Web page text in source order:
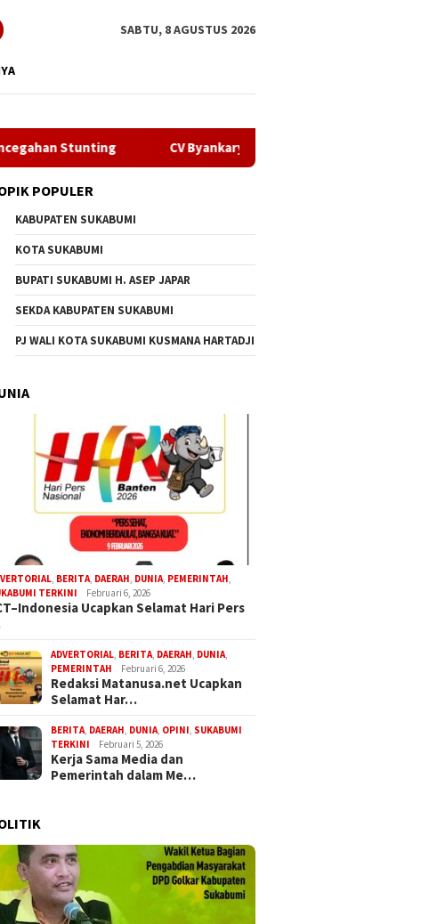
SABTU, 8 AGUSTUS 2026
CV Byankarya Pastikan Perbaikan Jalan
Komitmen
Rapat Paripurna Dprd
Berbasis Sistem Merit
POPULER
KABUPATEN SUKABUMI
KOTA SUKABUMI
BUPATI SUKABUMI H. ASEP JAPAR
SEKDA KABUPATEN SUKABUMI
PJ WALI KOTA SUKABUMI KUSMANA HARTADJI
BERITA DAERAH DUNIA PEMERINTAH
TERKINI
Februari 6, 2026
Ucapkan Selamat Hari Pers
ADVERTORIAL BERITA DAERAH DUNIA
PEMERINTAH
Februari 6, 2026
Redaksi Matanusa.net Ucapkan
Selamat Har…
BERITA DAERAH DUNIA OPINI SUKABUMI
TERKINI
Februari 5, 2026
Kerja Sama Media dan
Pemerintah dalam Me…